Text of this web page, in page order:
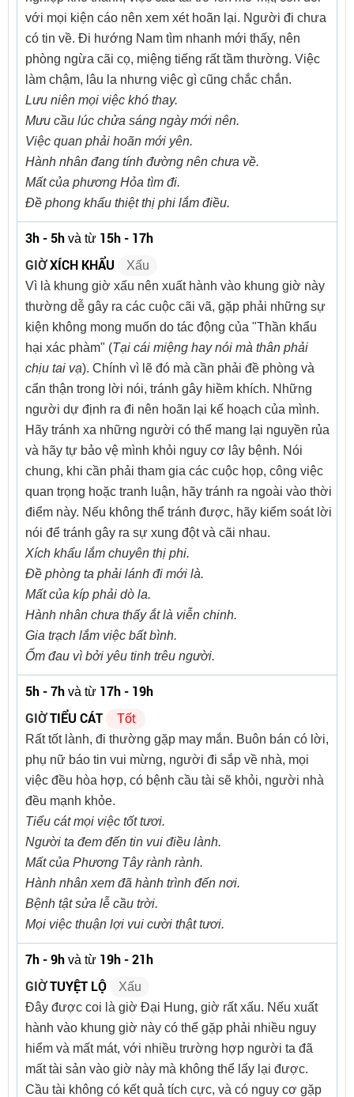
với mọi kiện cáo nên xem xét hoãn lại. Người đi chưa
có tin về. Đi hướng Nam tìm nhanh mới thấy, nên
phòng ngừa cãi cọ, miệng tiếng rất tầm thường. Việc
làm chậm, lâu la nhưng việc gì cũng chắc chắn.
Lưu niên mọi việc khó thay.
Mưu cầu lúc chửa sáng ngày mới nên.
Việc quan phải hoãn mới yên.
Hành nhân đang tính đường nên chưa về.
Mất của phương Hỏa tìm đi.
Đề phong khẩu thiệt thị phi lắm điều.
3h - 5h và từ 15h - 17h
GIỜXÍCH KHẨU
Xấu
Vì là khung giờ xấu nên xuất hành vào khung giờ này
thường dễ gây ra các cuộc cãi vã, gặp phải những sự
kiện không mong muốn do tác động của "Thần khẩu
hại xác phàm" (Tại cái miệng hay nói mà thân phải
chịu tai vạ). Chính vì lẽ đó mà cần phải đề phòng và
cẩn thận trong lời nói, tránh gây hiềm khích. Những
người dự định ra đi nên hoãn lại kế hoạch của mình.
Hãy tránh xa những người có thể mang lại nguyền rủa
và hãy tự bảo vệ mình khỏi nguy cơ lây bệnh. Nói
chung, khi cần phải tham gia các cuộc họp, công việc
quan trọng hoặc tranh luận, hãy tránh ra ngoài vào thời
điểm này. Nếu không thể tránh được, hãy kiểm soát lời
nói để tránh gây ra sự xung đột và cãi nhau.
Xích khẩu lắm chuyên thị phi.
Đề phòng ta phải lánh đi mới là.
Mất của kíp phải dò la.
Hành nhân chưa thấy ắt là viễn chinh.
Gia trạch lắm việc bất bình.
Ốm đau vì bởi yêu tinh trêu người.
5h - 7h và từ 17h - 19h
GIỜTIỂU CÁT
Tốt
Rất tốt lành, đi thường gặp may mắn. Buôn bán có lời,
phụ nữ báo tin vui mừng, người đi sắp về nhà, mọi
việc đều hòa hợp, có bệnh cầu tài sẽ khỏi, người nhà
đều mạnh khỏe.
Tiểu cát mọi việc tốt tươi.
Người ta đem đến tin vui điều lành.
Mất của Phương Tây rành rành.
Hành nhân xem đã hành trình đến nơi.
Bệnh tật sửa lễ cầu trời.
Mọi việc thuận lợi vui cười thật tươi.
7h - 9h và từ 19h - 21h
GIỜTUYỆT LỘ
Xấu
Đây được coi là giờ Đại Hung, giờ rất xấu. Nếu xuất
hành vào khung giờ này có thể gặp phải nhiều nguy
hiểm và mất mát, với nhiều trường hợp người ta đã
mất tài sản vào giờ này mà không thể lấy lại được.
Cầu tài không có kết quả tích cực, và có nguy cơ gặp